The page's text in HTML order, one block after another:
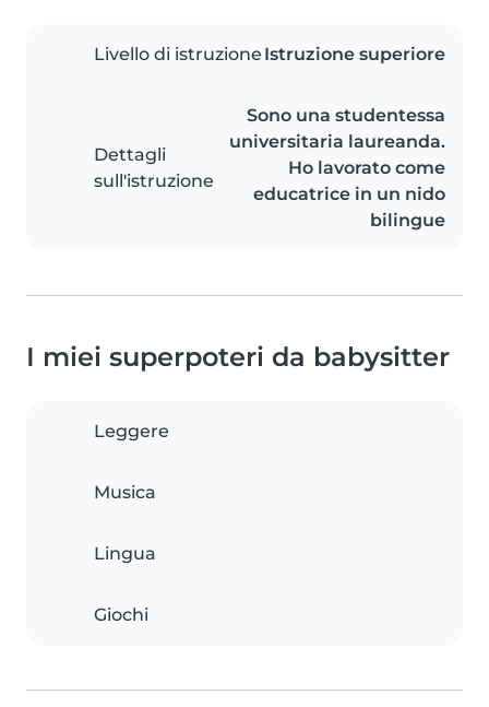
Livello di istruzione Istruzione superiore
Dettagli
sull'istruzione
Sono una studentessa
universitaria laureanda.
Ho lavorato come
educatrice in un nido
bilingue
I miei superpoteri da babysitter
Leggere
Musica
Lingua
Giochi